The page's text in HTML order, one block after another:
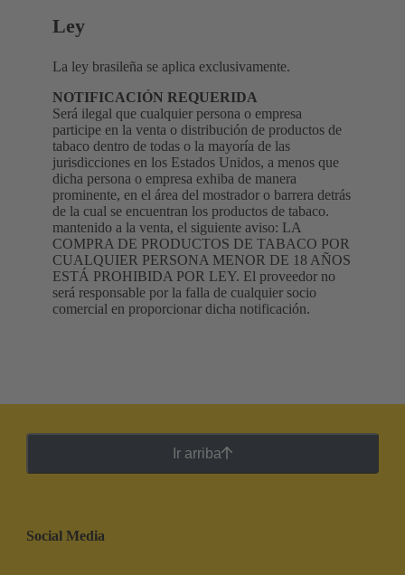
Ley
La ley brasileña se aplica exclusivamente.
NOTIFICACIÓN REQUERIDA
Será ilegal que cualquier persona o empresa
participe en la venta o distribución de productos de
tabaco dentro de todas o la mayoría de las
jurisdicciones en los Estados Unidos, a menos que
dicha persona o empresa exhiba de manera
prominente, en el área del mostrador o barrera detrás
de la cual se encuentran los productos de tabaco.
mantenido a la venta, el siguiente aviso: LA
COMPRA DE PRODUCTOS DE TABACO POR
CUALQUIER PERSONA MENOR DE 18 AÑOS
ESTÁ PROHIBIDA POR LEY. El proveedor no
será responsable por la falla de cualquier socio
comercial en proporcionar dicha notificación.
Ir arriba
Social Media